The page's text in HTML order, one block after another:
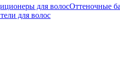
для волосОттеночные
для волос